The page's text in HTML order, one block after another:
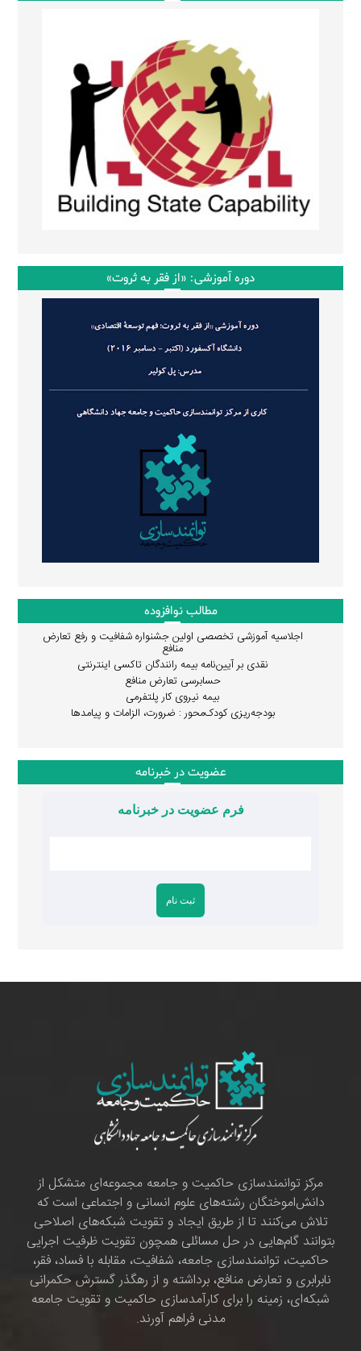
دوره آموزشی: «از فقر به ثروت»
مطالب نوافزوده
اجلاسیه آموزشی تخصصی اولین جشنواره شفافیت و رفع تعارض
منافع
نقدی بر آیین‌نامه بیمه رانندگان تاکسی اینترنتی
حسابرسی تعارض منافع
بیمه نیروی کار پلتفرمی
بودجه‌ریزی کودک‌محور : ضرورت، الزامات و پیامدها
عضویت در خبرنامه
فرم عضویت در خبرنامه
مرکز توانمندسازی حاکمیت و جامعه مجموعه‌ای متشکل از
دانش‌اموختگان رشته‌های علوم انسانی و اجتماعی است که
تلاش می‌کنند تا از طریق ایجاد و تقویت شبکه‌های اصلاحی
بتوانند گام‌هایی در حل مسائلی همچون تقویت ظرفیت اجرایی
حاکمیت، توانمندسازی جامعه، شفافیت، مقابله با فساد، فقر،
نابرابری و تعارض منافع، برداشته و از رهگذر گسترش حکمرانی
شبکه‌ای، زمینه را برای کارآمدسازی حاکمیت و تقویت جامعه
مدنی فراهم آورند.